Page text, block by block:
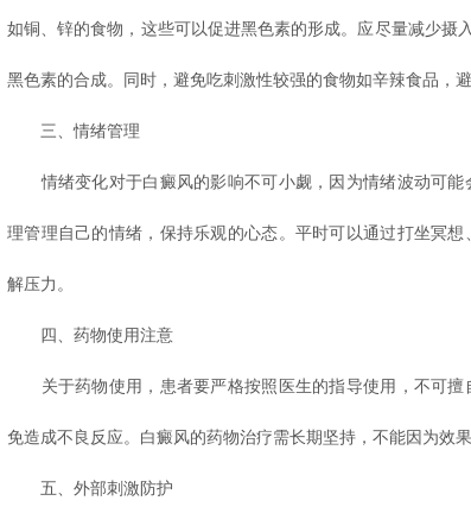
如铜、锌的食物，这些可以促进黑色素的形成。应尽量减少摄
黑色素的合成。同时，避免吃刺激性较强的食物如辛辣食品，
三、情绪管理
情绪变化对于白癜风的影响不可小觑，因为情绪波动可能
理管理自己的情绪，保持乐观的心态。平时可以通过打坐冥
解压力。
四、药物使用注意
关于药物使用，患者要严格按照医生的指导使用，不可擅
免造成不良反应。白癜风的药物治疗需长期坚持，不能因为效果
五、外部刺激防护